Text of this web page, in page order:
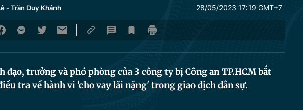
-Trần Duy Khánh 28/05/2023 17:19 GMT+7
đạo, trưởng và phó phòng của 3 công ty bị Công an TP.HCM bắt
tra về hành vi 'cho vay lãi nặng' trong giao dịch dân sự.